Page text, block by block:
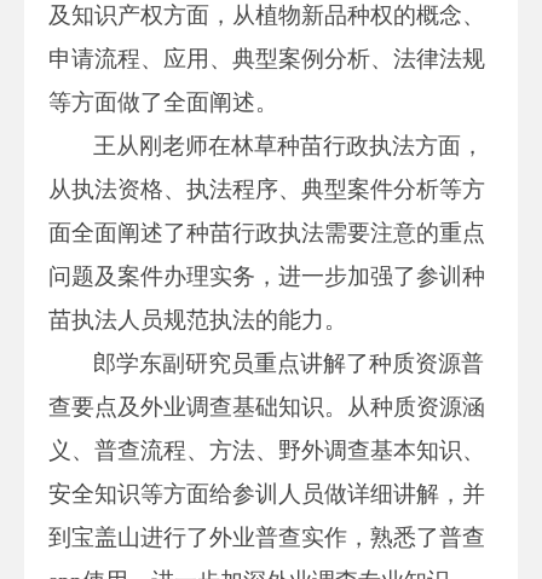
及知识产权方面，从植物新品种权的概念、
申请流程、应用、典型案例分析、法律法规
等方面做了全面阐述。
王从刚老师在林草种苗行政执法方面，
从执法资格、执法程序、典型案件分析等方
面全面阐述了种苗行政执法需要注意的重点
问题及案件办理实务，进一步加强了参训种
苗执法人员规范执法的能力。
郎学东副研究员重点讲解了种质资源普
查要点及外业调查基础知识。从种质资源涵
义、普查流程、方法、野外调查基本知识、
安全知识等方面给参训人员做详细讲解，并
到宝盖山进行了外业普查实作，熟悉了普查